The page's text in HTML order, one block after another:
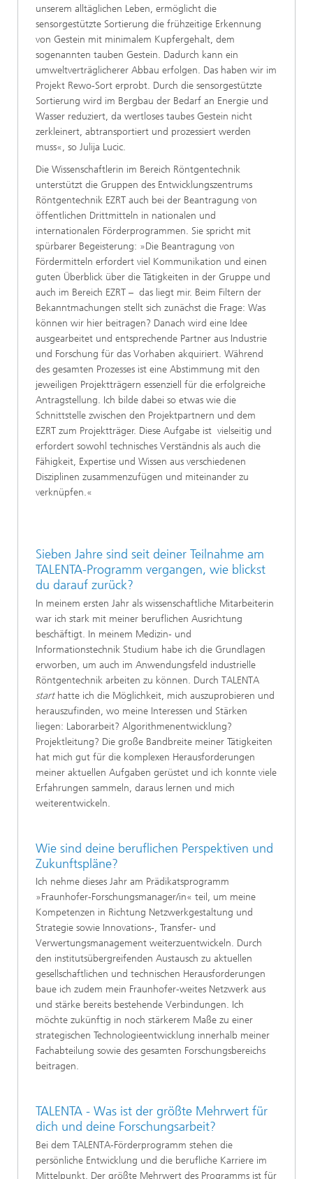
unserem alltäglichen Leben, ermöglicht die
sensorgestützte Sortierung die frühzeitige Erkennung
von Gestein mit minimalem Kupfergehalt, dem
sogenannten tauben Gestein. Dadurch kann ein
umweltverträglicherer Abbau erfolgen. Das haben wir im
Projekt Rewo-Sort erprobt. Durch die sensorgestützte
Sortierung wird im Bergbau der Bedarf an Energie und
Wasser reduziert, da wertloses taubes Gestein nicht
zerkleinert, abtransportiert und prozessiert werden
muss«, so Julija Lucic.
Die Wissenschaftlerin im Bereich Röntgentechnik
unterstützt die Gruppen des Entwicklungszentrums
Röntgentechnik EZRT auch bei der Beantragung von
öffentlichen Drittmitteln in nationalen und
internationalen Förderprogrammen. Sie spricht mit
spürbarer Begeisterung: »Die Beantragung von
Fördermitteln erfordert viel Kommunikation und einen
guten Überblick über die Tätigkeiten in der Gruppe und
auch im Bereich EZRT – das liegt mir. Beim Filtern der
Bekanntmachungen stellt sich zunächst die Frage: Was
können wir hier beitragen? Danach wird eine Idee
ausgearbeitet und entsprechende Partner aus Industrie
und Forschung für das Vorhaben akquiriert. Während
des gesamten Prozesses ist eine Abstimmung mit den
jeweiligen Projektträgern essenziell für die erfolgreiche
Antragstellung. Ich bilde dabei so etwas wie die
Schnittstelle zwischen den Projektpartnern und dem
EZRT zum Projektträger. Diese Aufgabe ist vielseitig und
erfordert sowohl technisches Verständnis als auch die
Fähigkeit, Expertise und Wissen aus verschiedenen
Disziplinen zusammenzufügen und miteinander zu
verknüpfen.«
Sieben Jahre sind seit deiner Teilnahme am
TALENTA-Programm vergangen, wie blickst
du darauf zurück?
In meinem ersten Jahr als wissenschaftliche Mitarbeiterin
war ich stark mit meiner beruflichen Ausrichtung
beschäftigt. In meinem Medizin- und
Informationstechnik Studium habe ich die Grundlagen
erworben, um auch im Anwendungsfeld industrielle
Röntgentechnik arbeiten zu können. Durch TALENTA
starthatte ich die Möglichkeit, mich auszuprobieren und
herauszufinden, wo meine Interessen und Stärken
liegen: Laborarbeit? Algorithmenentwicklung?
Projektleitung? Die große Bandbreite meiner Tätigkeiten
hat mich gut für die komplexen Herausforderungen
meiner aktuellen Aufgaben gerüstet und ich konnte viele
Erfahrungen sammeln, daraus lernen und mich
weiterentwickeln.
Wie sind deine beruflichen Perspektiven und
Zukunftspläne?
Ich nehme dieses Jahr am Prädikatsprogramm
»Fraunhofer-Forschungsmanager/in« teil, um meine
Kompetenzen in Richtung Netzwerkgestaltung und
Strategie sowie Innovations-, Transfer- und
Verwertungsmanagement weiterzuentwickeln. Durch
den institutsübergreifenden Austausch zu aktuellen
gesellschaftlichen und technischen Herausforderungen
baue ich zudem mein Fraunhofer-weites Netzwerk aus
und stärke bereits bestehende Verbindungen. Ich
möchte zukünftig in noch stärkerem Maße zu einer
strategischen Technologieentwicklung innerhalb meiner
Fachabteilung sowie des gesamten Forschungsbereichs
beitragen.
TALENTA - Was ist der größte Mehrwert für
dich und deine Forschungsarbeit?
Bei dem TALENTA-Förderprogramm stehen die
persönliche Entwicklung und die berufliche Karriere im
Mittelpunkt. Der größte Mehrwert des Programms ist für